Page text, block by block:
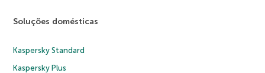
Soluções domésticas
Kaspersky Standard
Kaspersky Plus